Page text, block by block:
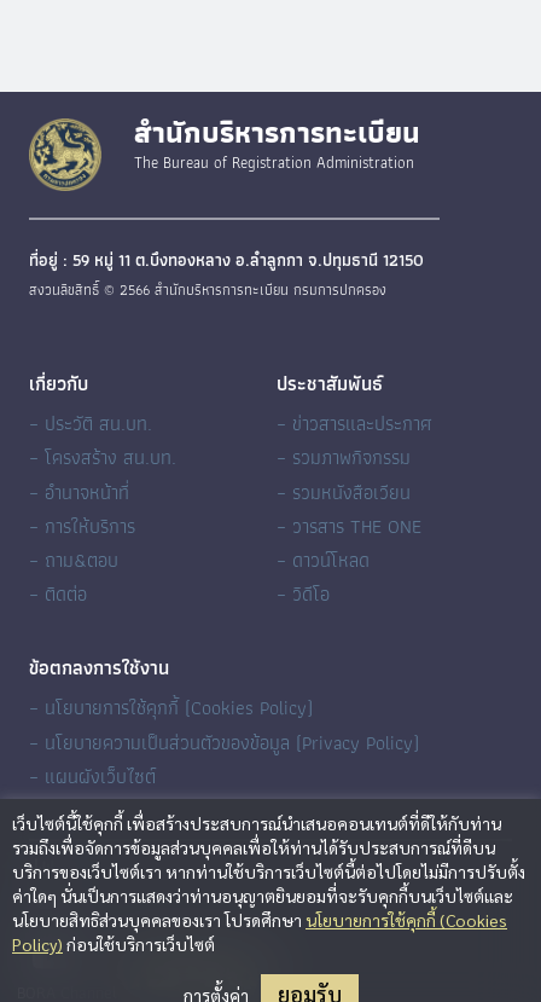
สำนักบริหารการทะเบียน
The Bureau of Registration Administration
ที่อยู่ : 59 หมู่ 11 ต.บึงทองหลาง อ.ลำลูกกา จ.ปทุมธานี 12150
สงวนลิขสิทธิ์ © 2566 สำนักบริหารการทะเบียน กรมการปกครอง
เกี่ยวกับ
– ประวัติ สน.บท.
– โครงสร้าง สน.บท.
– อำนาจหน้าที่
– การให้บริการ
– ถาม&ตอบ
– ติดต่อ
ประชาสัมพันธ์
– ข่าวสารและประกาศ
– รวมภาพกิจกรรม
– รวมหนังสือเวียน
– วารสาร THE ONE
– ดาวน์โหลด
– วิดีโอ
ข้อตกลงการใช้งาน
– นโยบายการใช้คุกกี้ (Cookies Policy)
– นโยบายความเป็นส่วนตัวของข้อมูล (Privacy Policy)
– แผนผังเว็บไซต์
BORA Channel
เว็บไซต์นี้ใช้คุกกี้ เพื่อสร้างประสบการณ์นำเสนอคอนเทนต์ที่ดีให้กับท่าน
รวมถึงเพื่อจัดการข้อมูลส่วนบุคคลเพื่อให้ท่านได้รับประสบการณ์ที่ดีบน
บริการของเว็บไซต์เรา หากท่านใช้บริการเว็บไซต์นี้ต่อไปโดยไม่มีการปรับตั้ง
ค่าใดๆ นั่นเป็นการแสดงว่าท่านอนุญาตยินยอมที่จะรับคุกกี้บนเว็บไซต์และ
นโยบายสิทธิส่วนบุคคลของเรา โปรดศึกษา นโยบายการใช้คุกกี้ (Cookies
Policy) ก่อนใช้บริการเว็บไซต์
การตั้งค่า ยอมรับ